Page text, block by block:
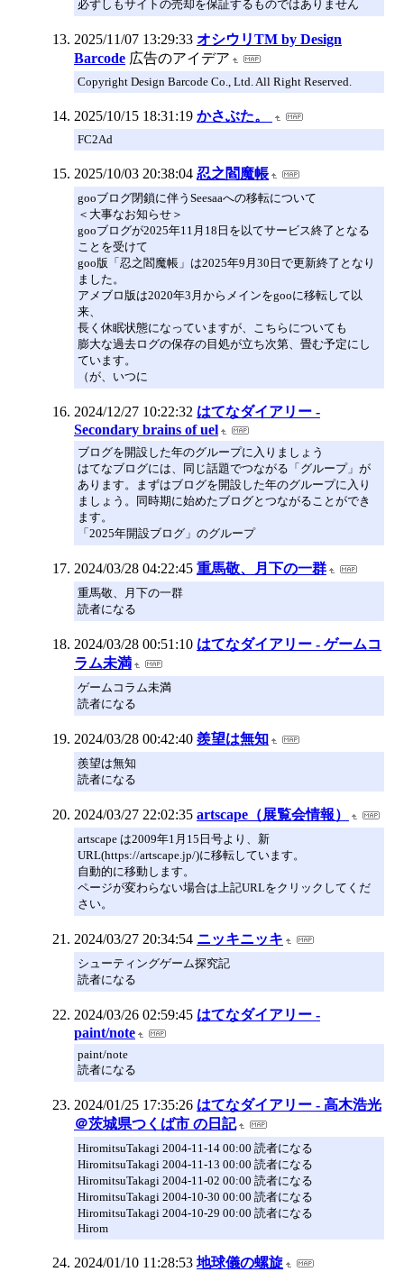
必ずしもサイトの売却を保証するものではありません
2025/11/07 13:29:33 オシウリTM by Design
Barcode 広告のアイデア
Copyright Design Barcode Co., Ltd. All Right Reserved.
2025/10/15 18:31:19 かさぶた。
FC2Ad
2025/10/03 20:38:04 忍之閻魔帳
gooブログ閉鎖に伴うSeesaaへの移転について
＜大事なお知らせ＞
gooブログが2025年11月18日を以てサービス終了となる
ことを受けて
goo版「忍之閻魔帳」は2025年9月30日で更新終了となり
ました。
アメブロ版は2020年3月からメインをgooに移転して以
来、
長く休眠状態になっていますが、こちらについても
膨大な過去ログの保存の目処が立ち次第、畳む予定にし
ています。
（が、いつに
2024/12/27 10:22:32 はてなダイアリー -
Secondary brains of uel
ブログを開設した年のグループに入りましょう
はてなブログには、同じ話題でつながる「グループ」が
あります。まずはブログを開設した年のグループに入り
ましょう。同時期に始めたブログとつながることができ
ます。
「2025年開設ブログ」のグループ
2024/03/28 04:22:45 重馬敬、月下の一群
重馬敬、月下の一群
読者になる
2024/03/28 00:51:10 はてなダイアリー - ゲームコ
ラム未満
ゲームコラム未満
読者になる
2024/03/28 00:42:40 羨望は無知
羨望は無知
読者になる
2024/03/27 22:02:35 artscape（展覧会情報）
artscape は2009年1月15日号より、新
URL(https://artscape.jp/)に移転しています。
自動的に移動します。
ページが変わらない場合は上記URLをクリックしてくだ
さい。
2024/03/27 20:34:54 ニッキニッキ
シューティングゲーム探究記
読者になる
2024/03/26 02:59:45 はてなダイアリー -
paint/note
paint/note
読者になる
2024/01/25 17:35:26 はてなダイアリー - 高木浩光
＠茨城県つくば市 の日記
HiromitsuTakagi 2004-11-14 00:00 読者になる
HiromitsuTakagi 2004-11-13 00:00 読者になる
HiromitsuTakagi 2004-11-02 00:00 読者になる
HiromitsuTakagi 2004-10-30 00:00 読者になる
HiromitsuTakagi 2004-10-29 00:00 読者になる
Hirom
2024/01/10 11:28:53 地球儀の螺旋